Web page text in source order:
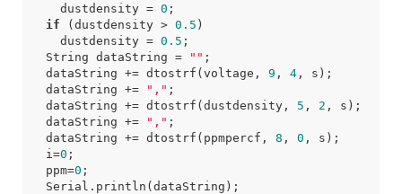
dustdensity = 0 ;
if
(dustdensity > 0.5 )
dustdensity = 0.5 ;
String dataString = "" ;
dataString += dtostrf (voltage , 9 , 4, s );
dataString += "," ;
dataString += dtostrf (dustdensity, 5 , 2 , s );
dataString += "," ;
dataString += dtostrf ( ppmpercf , 8 , 0 , s );
i =0 ;
ppm=0 ;
Serial . println (dataString );